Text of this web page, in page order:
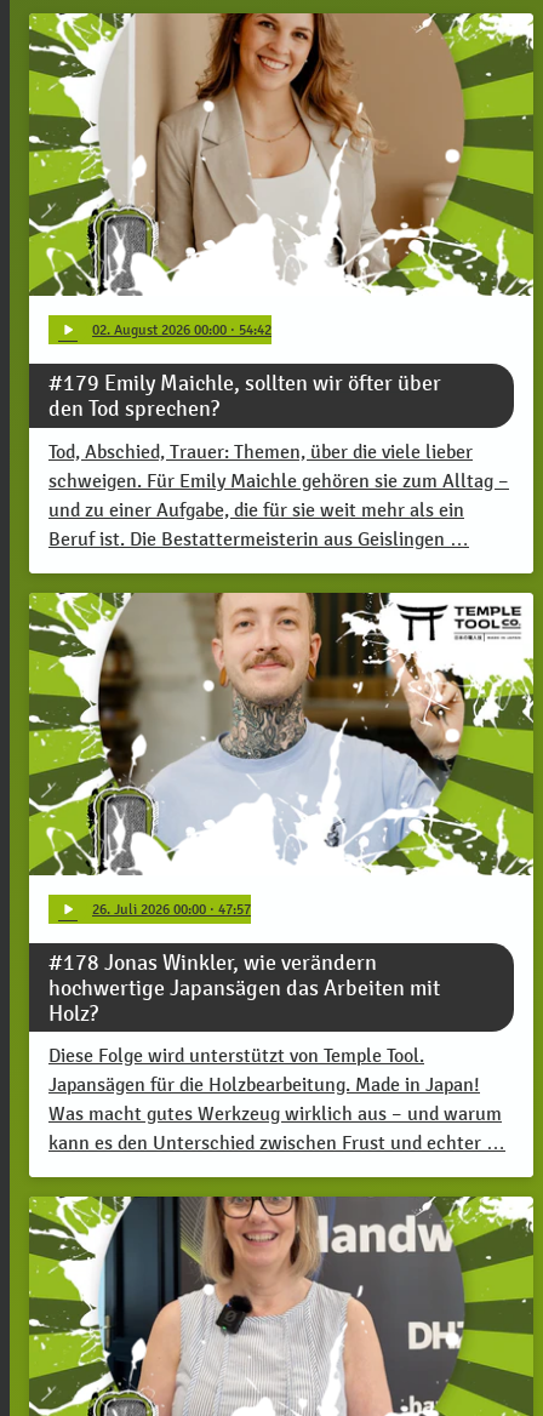
play_arrow 02. August 2026 00:00 · 54:42
#179 Emily Maichle, sollten wir öfter über
den Tod sprechen?
Tod, Abschied, Trauer: Themen, über die viele lieber
schweigen. Für Emily Maichle gehören sie zum Alltag –
und zu einer Aufgabe, die für sie weit mehr als ein
Beruf ist. Die Bestattermeisterin aus Geislingen …
play_arrow 26. Juli 2026 00:00 · 47:57
#178 Jonas Winkler, wie verändern
hochwertige Japansägen das Arbeiten mit
Holz?
Diese Folge wird unterstützt von Temple Tool.
Japansägen für die Holzbearbeitung. Made in Japan!
Was macht gutes Werkzeug wirklich aus – und warum
kann es den Unterschied zwischen Frust und echter …